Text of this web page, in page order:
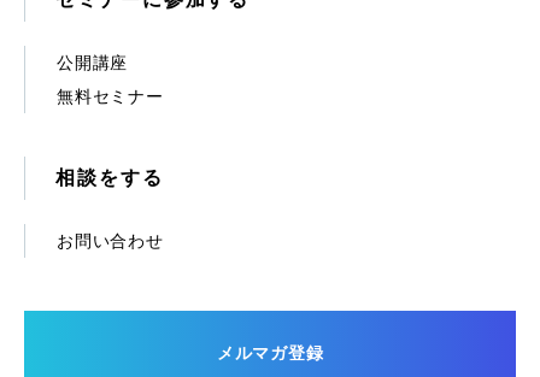
公開講座
無料セミナー
相談をする
お問い合わせ
メルマガ登録